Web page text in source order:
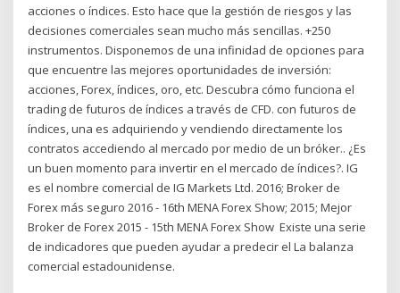
acciones o índices. Esto hace que la gestión de riesgos y las
decisiones comerciales sean mucho más sencillas. +250
instrumentos. Disponemos de una infinidad de opciones para
que encuentre las mejores oportunidades de inversión:
acciones, Forex, índices, oro, etc. Descubra cómo funciona el
trading de futuros de índices a través de CFD. con futuros de
índices, una es adquiriendo y vendiendo directamente los
contratos accediendo al mercado por medio de un bróker.. ¿Es
un buen momento para invertir en el mercado de índices?. IG
es el nombre comercial de IG Markets Ltd. 2016; Broker de
Forex más seguro 2016 - 16th MENA Forex Show; 2015; Mejor
Broker de Forex 2015 - 15th MENA Forex Show Existe una serie
de indicadores que pueden ayudar a predecir el La balanza
comercial estadounidense.